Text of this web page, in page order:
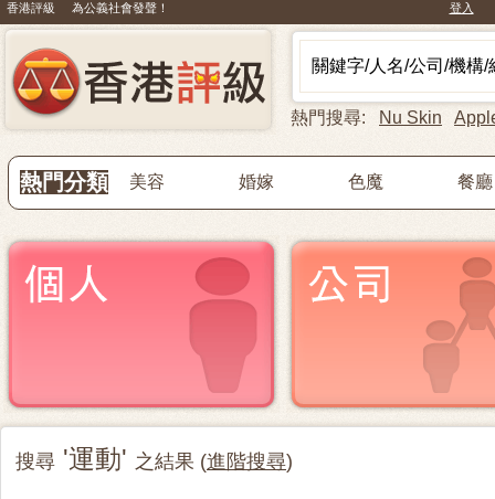
香港評級 為公義社會發聲！ 登入
熱門搜尋: Nu Skin
熱門分類 美容 婚嫁 色魔 餐廳
搜尋 '運動' 之結果 (進階搜尋)